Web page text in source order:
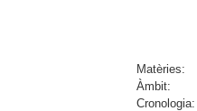
Matèries:
Àmbit:
Cronologia: